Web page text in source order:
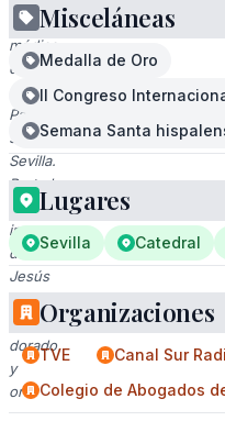
Relato
médico
de
Pasión,
según
Sevilla.
Portada
con
imagen
de
Jesús
crucificado
en
dorado
y
oro.
Misceláneas
Medalla de Oro
II Congreso
Semana Santa
Lugares
Sevilla Catedral
Organizaciones
TVE
Canal Sur
Colegio de Abogados